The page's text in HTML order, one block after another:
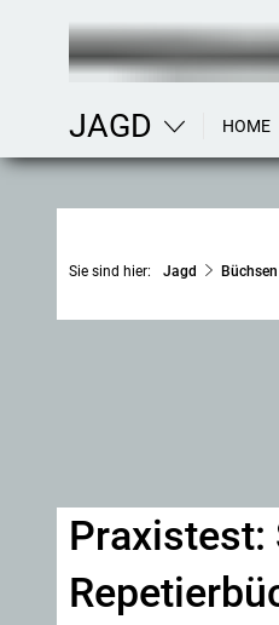
JAGD HOME
Sie sind hier: Jagd Büchsen
Praxistest: